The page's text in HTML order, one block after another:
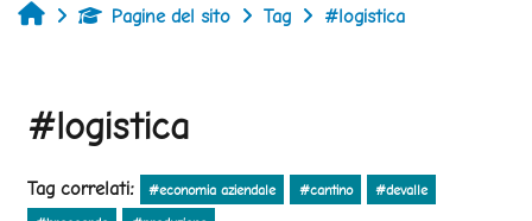
HomePagine del sito Tag #logistica
#logistica
Tag correlati: #economia aziendale #cantino
#devalle